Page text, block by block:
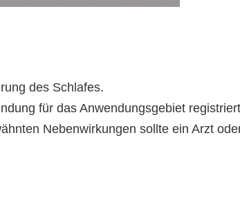
des Schlafes.
für das Anwendungsgebiet
Nebenwirkungen sollte ein Arzt